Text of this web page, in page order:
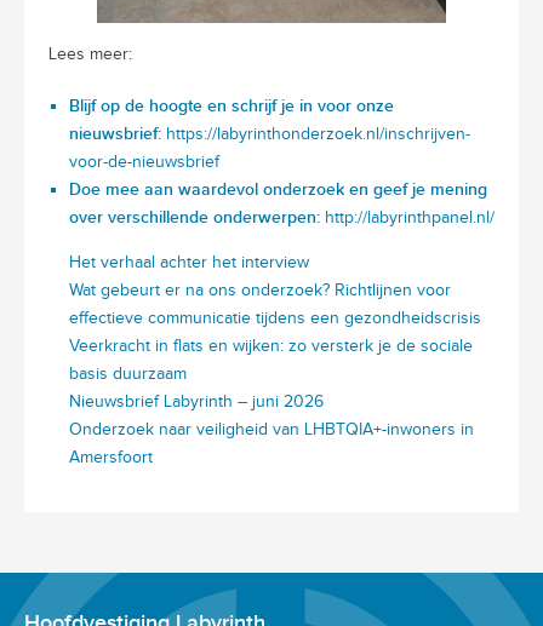
Lees meer:
Blijf op de hoogte en schrijf je in voor onze
nieuwsbrief: https://labyrinthonderzoek.nl/inschrijven-
voor-de-nieuwsbrief
Doe mee aan waardevol onderzoek en geef je mening
over verschillende onderwerpen: http://labyrinthpanel.nl/
Het verhaal achter het interview
Wat gebeurt er na ons onderzoek? Richtlijnen voor
effectieve communicatie tijdens een gezondheidscrisis
Veerkracht in flats en wijken: zo versterk je de sociale
basis duurzaam
Nieuwsbrief Labyrinth – juni 2026
Onderzoek naar veiligheid van LHBTQIA+-inwoners in
Amersfoort